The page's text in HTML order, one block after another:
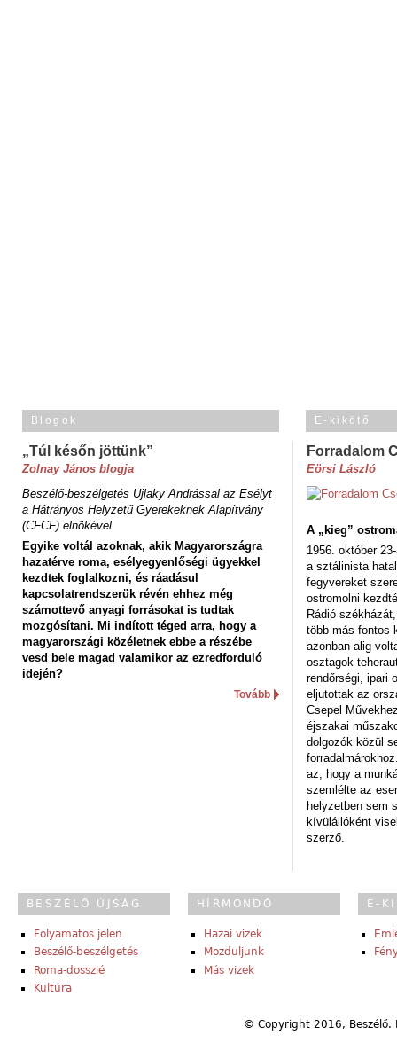
Blogok
„Túl későn jöttünk”
Zolnay János blogja
Beszélő-beszélgetés Ujlaky Andrással az Esélyt
a Hátrányos Helyzetű Gyerekeknek Alapítvány
(CFCF) elnökével
Egyike voltál azoknak, akik Magyarországra
hazatérve roma, esélyegyenlőségi ügyekkel
kezdtek foglalkozni, és ráadásul
kapcsolatrendszerük révén ehhez még
számottevő anyagi forrásokat is tudtak
mozgósítani. Mi indított téged arra, hogy a
magyarországi közéletnek ebbe a részébe
vesd bele magad valamikor az ezredforduló
idején?
Tovább
E-kikötő
Forradalom
Eörsi László
A „kieg”
1956. október
a sztálinista
fegyvereket
ostromolni
Rádió
több más fontos
azonban alig
osztagok
rendőrségi, ipari
eljutottak az
Csepel
éjszakai
dolgozók közül
az, hogy a
szemlélte az
helyzetben sem
kívülállóként
szerző.
BESZÉLŐ ÚJSÁG
Folyamatos jelen
Beszélő-beszélgetés
Roma-dosszié
Kultúra
HÍRMONDÓ
Hazai vizek
Mozduljunk
Más vizek
E-
© Copyright 2016,